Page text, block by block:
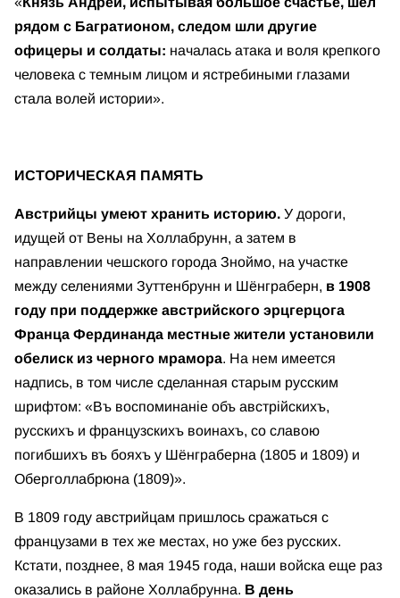
рядом с Багратионом, следом шли другие
офицеры и солдаты: началась атака и воля крепкого
человека с темным лицом и ястребиными глазами
стала волей истории».
ИСТОРИЧЕСКАЯ ПАМЯТЬ
Австрийцы умеют хранить историю. У дороги,
идущей от Вены на Холлабрунн, а затем в
направлении чешского города Зноймо, на участке
между селениями Зуттенбрунн и Шёнграберн, в 1908
году при поддержке австрийского эрцгерцога
Франца Фердинанда местные жители установили
обелиск из черного мрамора. На нем имеется
надпись, в том числе сделанная старым русским
шрифтом: «Въ воспоминанiе объ австрiйскихъ,
русскихъ и французскихъ воинахъ, со славою
погибшихъ въ бояхъ у Шёнграберна (1805 и 1809) и
Оберголлабрюна (1809)».
В 1809 году австрийцам пришлось сражаться с
французами в тех же местах, но уже без русских.
Кстати, позднее, 8 мая 1945 года, наши войска еще раз
оказались в районе Холлабрунна. В день